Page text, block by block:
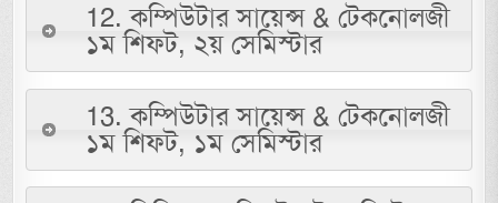
12. কম্পিউটার সায়েন্স & টেকনোলজী
১ম শিফট, ২য় সেমিস্টার
13. কম্পিউটার সায়েন্স & টেকনোলজী
১ম শিফট, ১ম সেমিস্টার